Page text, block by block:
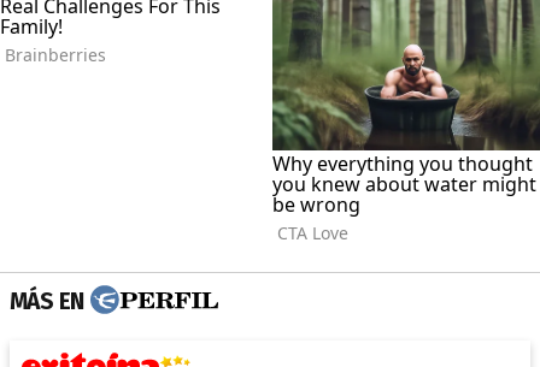
MÁS EN